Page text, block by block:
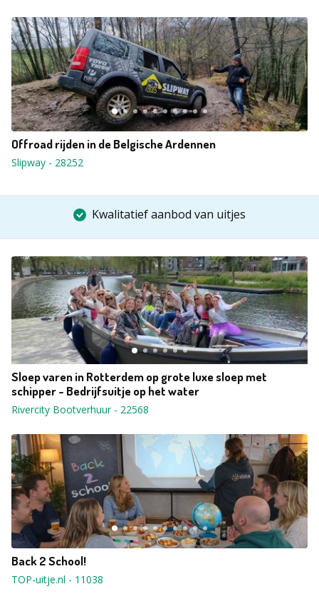
Offroad rijden in de Belgische Ardennen
Slipway - 28252
Kwalitatief aanbod van uitjes
Sloep varen in Rotterdem op grote luxe sloep met
schipper - Bedrijfsuitje op het water
Rivercity Bootverhuur- 22568
Back 2 School!
TOP-uitje.nl - 11038